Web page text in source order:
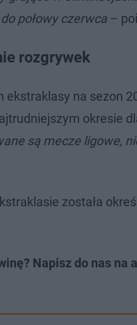
połowy czerwca –
rozgrywek
ekstraklasy na sezon
okresie
są mecze ligowe,
została
Napisz do nas na